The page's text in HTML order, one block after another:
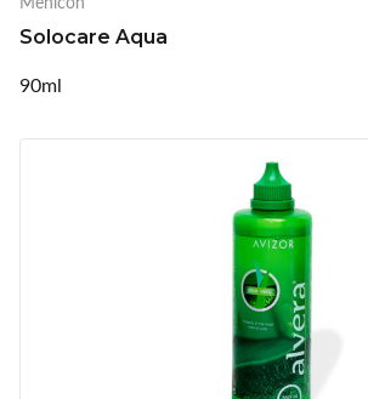
Solocare Aqua
90ml